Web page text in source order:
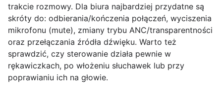
trakcie rozmowy. Dla biura najbardziej przydatne są
skróty do: odbierania/kończenia połączeń, wyciszenia
mikrofonu (mute), zmiany trybu ANC/transparentności
oraz przełączania źródła dźwięku. Warto też
sprawdzić, czy sterowanie działa pewnie w
rękawiczkach, po włożeniu słuchawek lub przy
poprawianiu ich na głowie.